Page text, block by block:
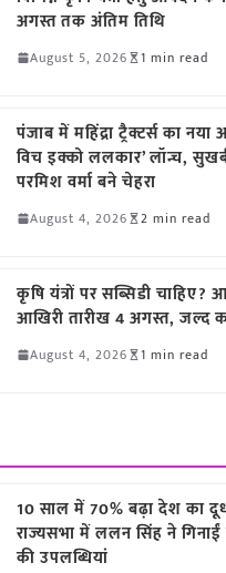
अगस्त तक अंतिम तिथि
August 5, 2026 1 min read
पंजाब में महिंद्रा ट्रैक्टर्स का नया
विच इक्को ललकार’ लॉन्च,
परमिश वर्मा बने चेहरा
August 4, 2026 2 min read
कृषि यंत्रों पर सब्सिडी चाहिए?
आखिरी तारीख 4 अगस्त, जल्द
August 4, 2026 1 min read
10 साल में 70% बढ़ा देश का
राज्यसभा में ललन सिंह ने गिनाईं
की उपलब्धियां